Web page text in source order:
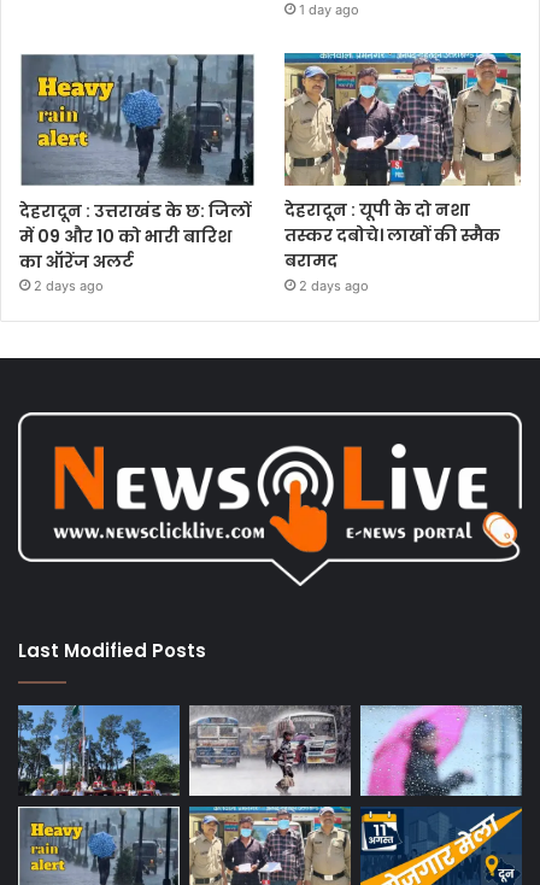
1 day ago
देहरादून : उत्तराखंड के छ: जिलों
में 09 और 10 को भारी बारिश
का ऑरेंज अलर्ट
2 days ago
देहरादून : यूपी के दो नशा
तस्कर दबोचे। लाखों की स्मैक
बरामद
2 days ago
Last Modified Posts